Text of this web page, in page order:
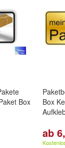
Box
Box
ab